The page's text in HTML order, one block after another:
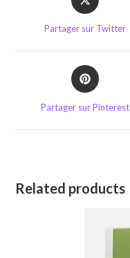
in
new
Partager sur Twitter
Opens
in
Partager sur Pinterest
Related products